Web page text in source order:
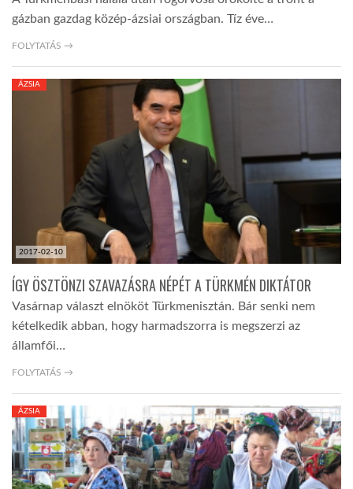
DOBRAVERO.HU
gázban gazdag közép-ázsiai országban. Tíz éve…
FOLYTATÁS →
2017-02-10
ÁZSIA
ÍGY ÖSZTÖNZI SZAVAZÁSRA NÉPÉT A TÜRKMÉN DIKTÁTOR
Vasárnap választ elnököt Türkmenisztán. Bár senki nem
kételkedik abban, hogy harmadszorra is megszerzi az
államfői…
FOLYTATÁS →
ÁZSIA